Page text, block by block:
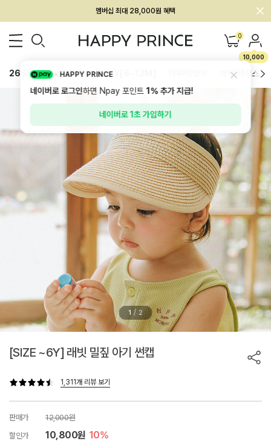
회원전용 아울렛, 가입하면 ~60% 할인!
멤버십 최대 28,000원 혜택 0
10,000
26SS 신상 BEST BABY[6~12M] 하의/레깅스
1 / 2
[SIZE ~6Y] 래빗 밀짚 아기 썬캡
1,311개 리뷰 보기
판매가
12,000원
할인가
10,800원 10%
HAPPY PRINCE
네이버로 로그인하면 Npay 포인트1%추가 지급!
네이버로 1초 가입하기